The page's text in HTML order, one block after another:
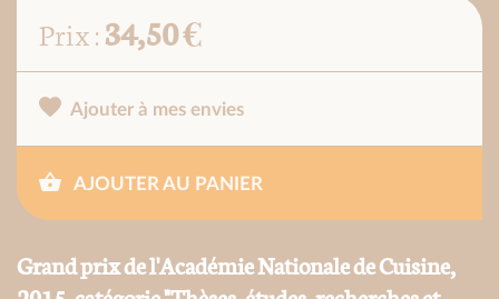
Prix :34,50 €
Ajouter à mes envies
AJOUTER AU PANIER
Grand prix de l'Académie Nationale de Cuisine,